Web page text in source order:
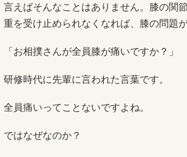
言えばそんなことはありません。膝の関
重を受け止められなくなれば、膝の問題が
「お相撲さんが全員膝が痛いですか？」
研修時代に先輩に言われた言葉です。
全員痛いってことないですよね。
ではなぜなのか？